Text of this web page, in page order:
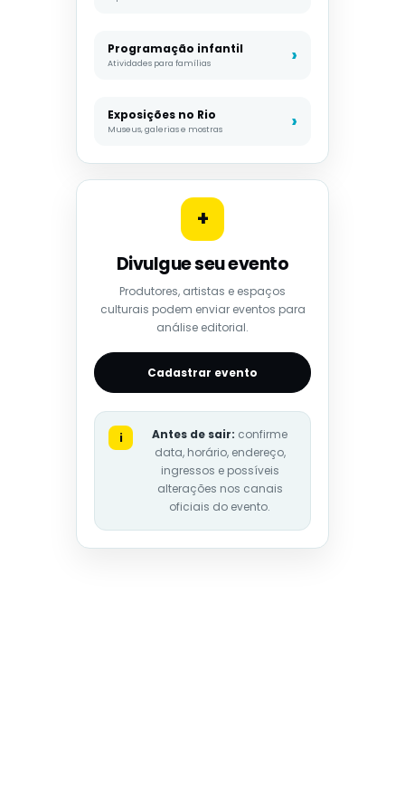
Programação infantil
Atividades para famílias
Exposições no Rio
Museus, galerias e mostras
+
Divulgue seu evento
Produtores, artistas e espaços
culturais podem enviar eventos para
análise editorial.
Cadastrar evento
i Antes de sair: confirme
data, horário, endereço,
ingressos e possíveis
alterações nos canais
oficiais do evento.